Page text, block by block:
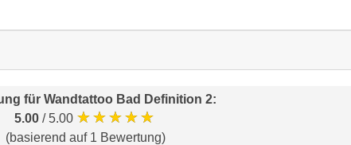
für Wandtattoo Bad Definition 2:
5.00 / 5.00 ★★★★★
(basierend auf 1 Bewertung)